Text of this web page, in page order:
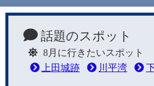
話題のスポット
8月に行きたいスポット
上田城跡
川平湾